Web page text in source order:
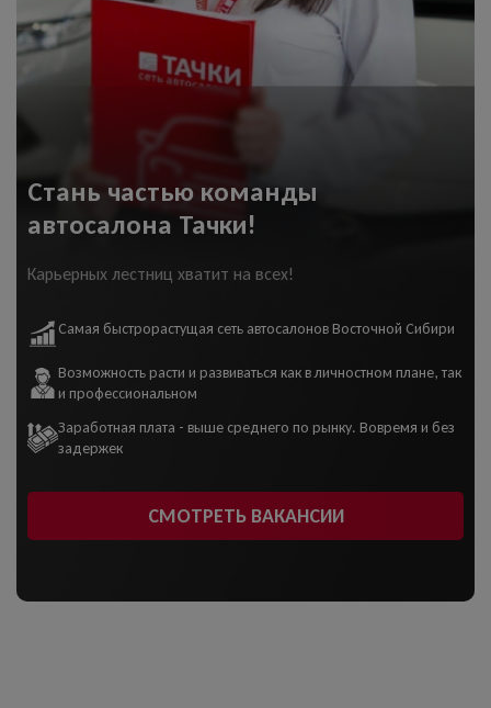
Стань частью команды
автосалона Тачки!
Карьерных лестниц хватит на всех!
Самая быстрорастущая сеть автосалонов Восточной Сибири
Возможность расти и развиваться как в личностном плане, так
и профессиональном
Заработная плата - выше среднего по рынку. Вовремя и без
задержек
СМОТРЕТЬ ВАКАНСИИ